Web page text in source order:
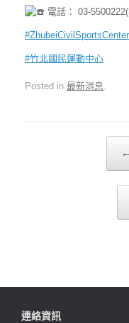
電話： 03-
#ZhubeiCivilSportsCenter
#竹北國民運動中心
Posted in 最新消息.
←
連絡資訊